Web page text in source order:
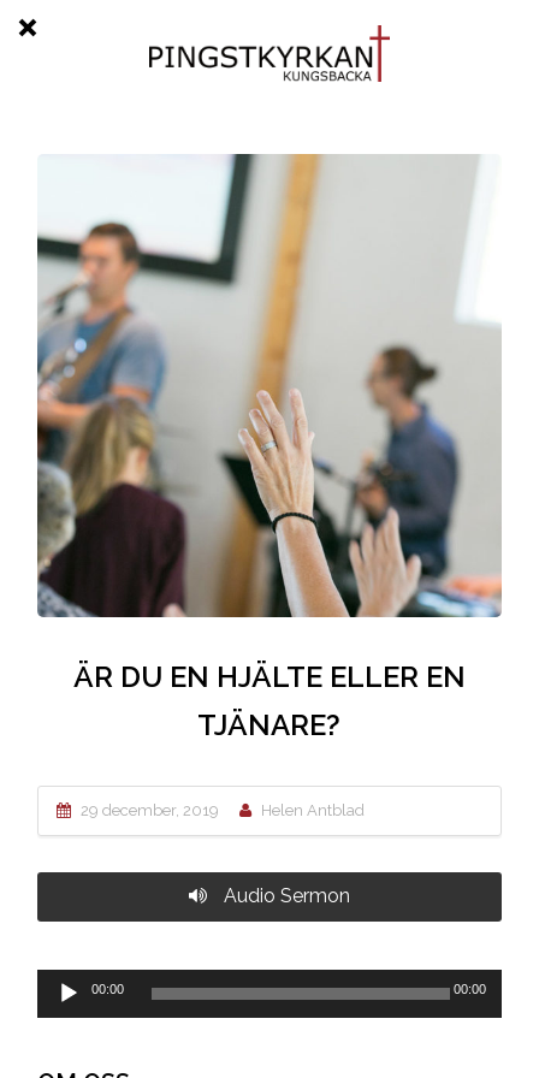
ÄR DU EN HJÄLTE ELLER EN
TJÄNARE?
29 december, 2019 Helen Antblad
Audio Sermon
Ljudspelare
00:00 00:00